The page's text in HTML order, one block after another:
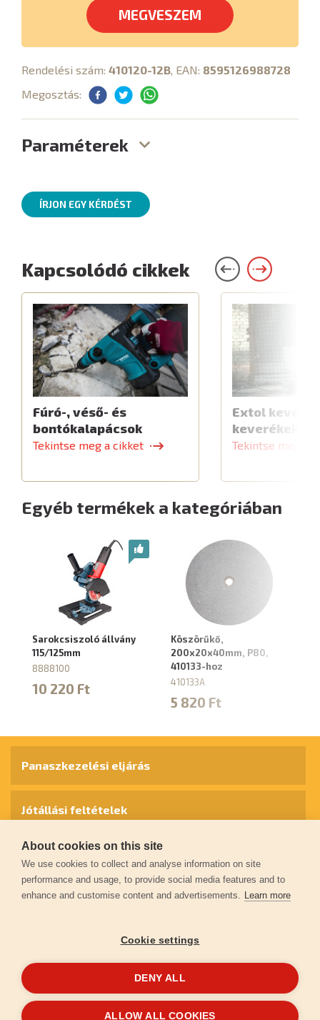
MEGVESZEM
Rendelési szám: 410120-12B, EAN: 8595126988728
Megosztás:
Paraméterek
ÍRJON EGY KÉRDÉST
Kapcsolódó cikkek
Fúró-, véső- és
bontókalapácsok
Tekintse meg a cikket
Extol
Tekintse meg a
Egyéb termékek a kategóriában
Sarokcsiszoló állvány
115/125mm
8888100
10 220 Ft
Köszörűkő,
200x20x40mm, P80,
410133-hoz
410133A
5 820 Ft
© 2026extol.hu- Minden jog fenntartva
Panaszkezelési eljárás
Jótállási feltételek
Személyes adatok védelme
Kapcsolat
Garancia regisztráció
About cookies on this site
We use cookies to collect and analyse information on site
performance and usage, to provide social media features and to
enhance and customise content and advertisements. Learn more
Cookie settings
DENY ALL
ALLOW ALL COOKIES